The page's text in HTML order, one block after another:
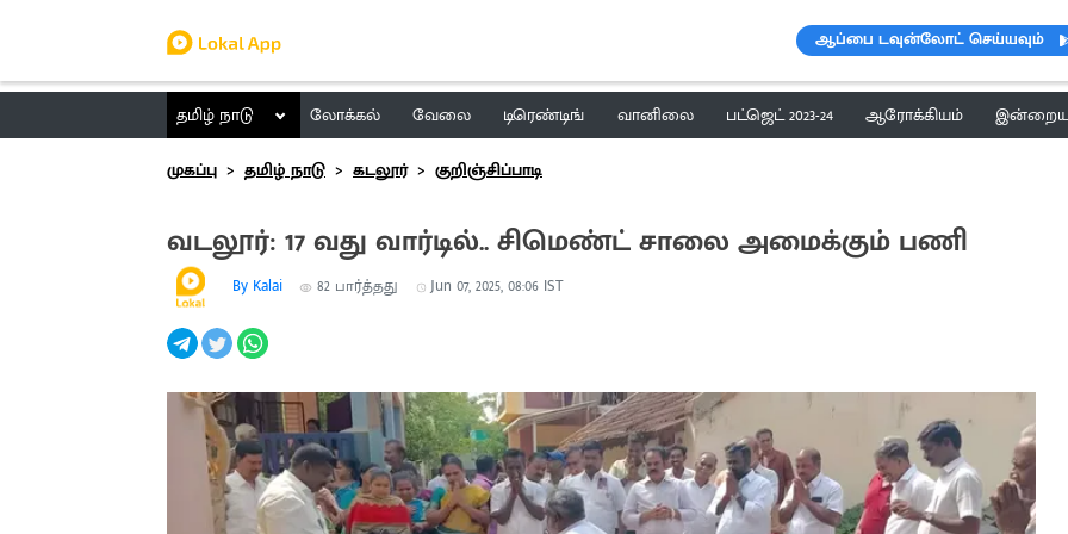
ஆப்பை டவுன்லோட் செய்யவும்
தமிழ் நாடு லோக்கல் வேலை டிரெண்டிங் வானிலை பட்ஜெட் 2023-24 ஆரோக்கியம் இன்றைய
முகப்பு
தமிழ் நாடு கடலூர் குறிஞ்சிப்பாடி
வடலூர்: 17 வது வார்டில்.. சிமெண்ட் சாலை அமைக்கும் பணி
By Kalai 82 பார்த்தது Jun 07, 2025, 08:06 IST